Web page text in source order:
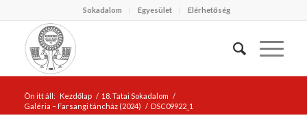
Sokadalom Egyesület Elérhetőség
Ön itt áll: Kezdőlap / 18. Tatai Sokadalom /
Galéria – Farsangi táncház (2024) / DSC09922_1